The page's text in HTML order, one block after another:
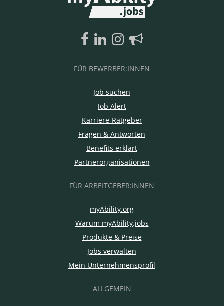
FÜR BEWERBER:INNEN
Job suchen
Job Alert
Karriere-Ratgeber
Fragen & Antworten
Benefits erklärt
Partnerorganisationen
FÜR ARBEITGEBER:INNEN
myAbility.org
Warum myAbility.jobs
Produkte & Preise
Jobs verwalten
Mein Unternehmensprofil
ALLGEMEIN